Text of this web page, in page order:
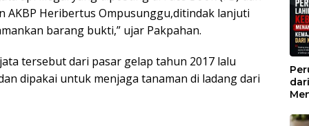
AKBP Heribertus Ompusunggu,ditindak lanjuti
barang bukti,” ujar Pakpahan.
tersebut dari pasar gelap tahun 2017 lalu
dipakai untuk menjaga tanaman di ladang dari